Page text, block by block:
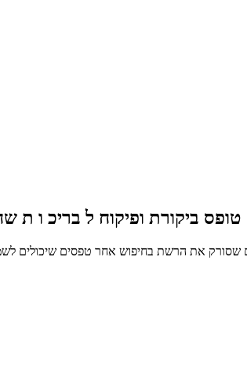
טופס ביקורת ופיקוח ל בריכ ו ת
שסורק את הרשת בחיפוש אחר טפסים שיכולים